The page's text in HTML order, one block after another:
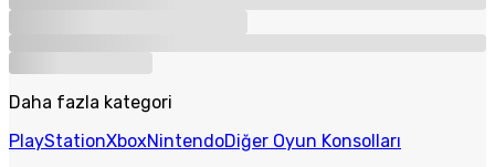
Daha fazla kategori
PlayStationXboxNintendoDiğer Oyun Konsolları